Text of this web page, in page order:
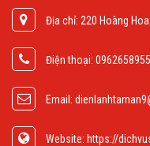
Địa chỉ: 220 Hoàng Hoa
Điện thoại:
Email:
Website: https://